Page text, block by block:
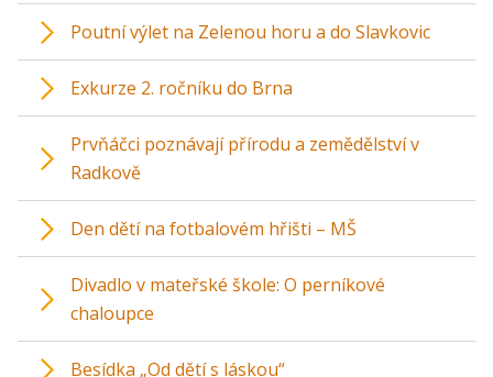
Poutní výlet na Zelenou horu a do Slavkovic
Exkurze 2. ročníku do Brna
Prvňáčci poznávají přírodu a zemědělství v
Radkově
Den dětí na fotbalovém hřišti – MŠ
Divadlo v mateřské škole: O perníkové
chaloupce
Besídka „Od dětí s láskou“